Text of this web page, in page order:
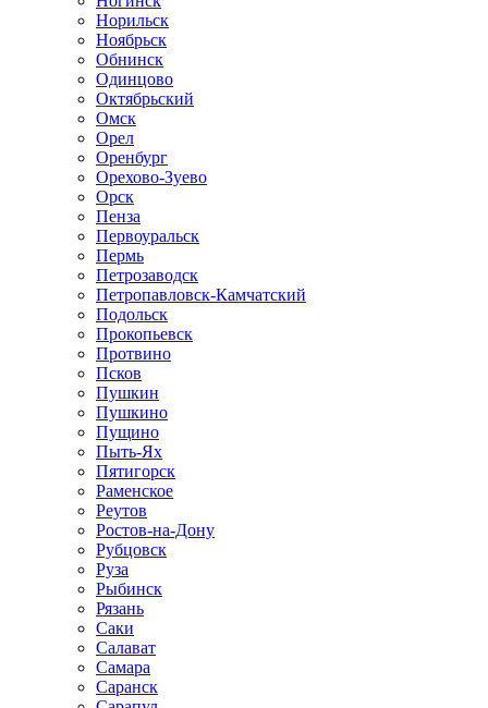
Норильск
Ноябрьск
Обнинск
Одинцово
Октябрьский
Омск
Орел
Оренбург
Орехово-Зуево
Орск
Пенза
Первоуральск
Пермь
Петрозаводск
Петропавловск-Камчатский
Подольск
Прокопьевск
Протвино
Псков
Пушкин
Пушкино
Пущино
Пыть-Ях
Пятигорск
Раменское
Реутов
Ростов-на-Дону
Рубцовск
Руза
Рыбинск
Рязань
Саки
Салават
Самара
Саранск